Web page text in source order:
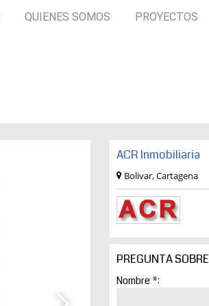
QUIENES SOMOS PROYECTOS
ACR Inmobiliaria
Bolivar, Cartagena
PREGUNTA
Nombre *: